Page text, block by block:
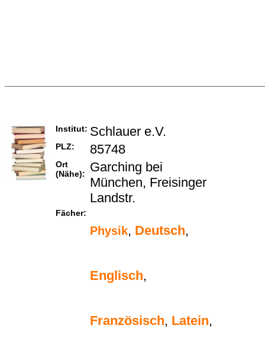
Institut: Schlauer e.V.
PLZ: 85748
Ort
(Nähe):
Garching bei
München, Freisinger
Landstr.
Fächer:
Physik, Deutsch,
Englisch,
Französisch, Latein,